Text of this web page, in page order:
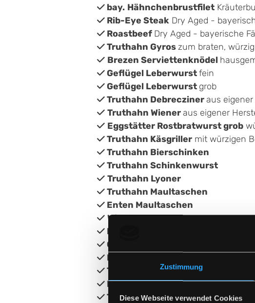
Zustimmung
Diese Webseite verwendet Cookies
 bay. Hähnchenbrustfilet
 Rib-Eye Steak Dry Aged -
 Roastbeef Dry Aged - bayerische
 Truthahn Gyroszum braten, würzig
 Brezen Serviettenknödel
 Geflügel Leberwurstfein
 Geflügel Leberwurst grob
 Truthahn Debreczineraus
Truthahn Wieneraus eigener
 Eggstätter Rostbratwurst grob
 Truthahn Käsgriller mit würzigen
 Truthahn Bierschinken
 Truthahn Schinkenwurst
 Truthahn Lyoner
 Truthahn Maultaschen
 Enten Maultaschen
Wild Maultaschen
 Käse-Spinat Maultaschen
 Gemüse Maultaschen
 Kräuterbutter-Baguette
 Truthahn Brätnockerl
 Kaspressknödelmit Tiroler Bio-
 Truthahn Salami-Stangerl